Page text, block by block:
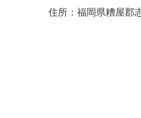
住所：福岡県糟屋郡